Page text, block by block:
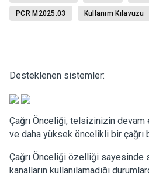
PCR M2025.03 Kullanım Kılavuzu
Desteklenen sistemler:
Çağrı Önceliği, telsizinizin devam
ve daha yüksek öncelikli bir çağrı
Çağrı Önceliği özelliği
kanalların kullanılamadığı